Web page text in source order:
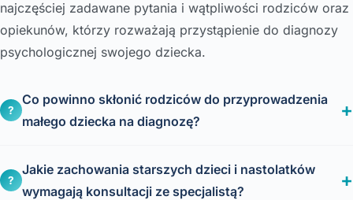
najczęściej zadawane pytania i wątpliwości rodziców oraz
opiekunów, którzy rozważają przystąpienie do diagnozy
psychologicznej swojego dziecka.
?
Co powinno skłonić rodziców do przyprowadzenia
małego dziecka na diagnozę?
?
Jakie zachowania starszych dzieci i nastolatków
wymagają konsultacji ze specjalistą?